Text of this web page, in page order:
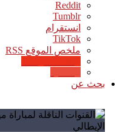
انستقرام
‫TikTok
ملخص الموقع RSS
بحث عن